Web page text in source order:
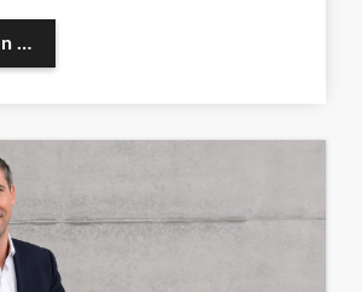
…Besuch des Vorstandes und der